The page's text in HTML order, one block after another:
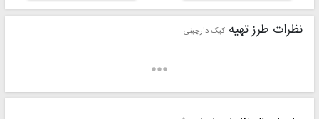
نظرات طرز تهیه کیک دارچینی